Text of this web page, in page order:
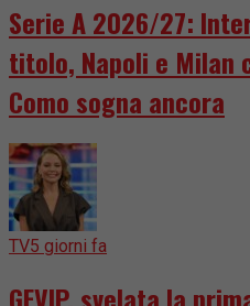
Serie A 2026/27:
titolo, Napoli e Milan
Como sogna ancora
TV5 giorni fa
GFVIP, svelata la